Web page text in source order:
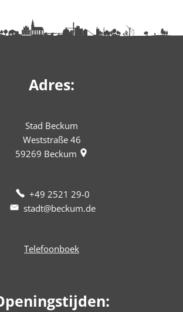
Adres:
Stad Beckum
Weststraße 46
59269 Beckum
+49 2521 29-0
stadt@beckum.de
Telefoonboek